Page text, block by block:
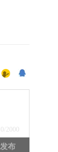
0 /2000
发布